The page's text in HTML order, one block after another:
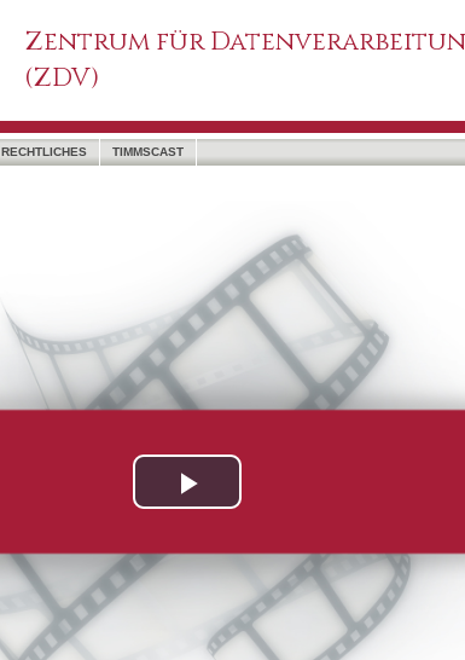
Zentrum für
(ZDV)
RECHTLICHES TIMMSCAST